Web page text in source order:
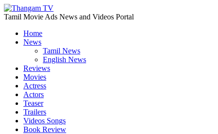
Tamil Movie Ads News and Videos Portal
Home
News
Tamil News
English News
Reviews
Movies
Actress
Actors
Teaser
Trailers
Videos Songs
Book Review